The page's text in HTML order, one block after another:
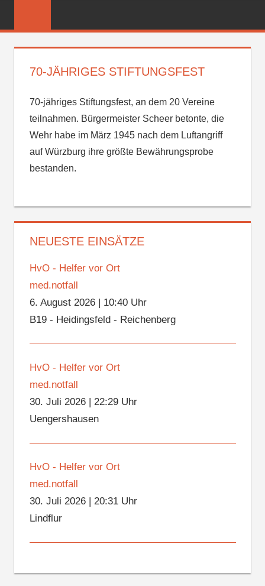
FEUERWEHR
70-JÄHRIGES STIFTUNGSFEST
70-jähriges Stiftungsfest, an dem 20 Vereine
teilnahmen. Bürgermeister Scheer betonte, die
Wehr habe im März 1945 nach dem Luftangriff
auf Würzburg ihre größte Bewährungsprobe
bestanden.
NEUESTE EINSÄTZE
HvO - Helfer vor Ort
med.notfall
6. August 2026| 10:40 Uhr
B19 - Heidingsfeld - Reichenberg
HvO - Helfer vor Ort
med.notfall
30. Juli 2026| 22:29 Uhr
Uengershausen
HvO - Helfer vor Ort
med.notfall
30. Juli 2026| 20:31 Uhr
Lindflur